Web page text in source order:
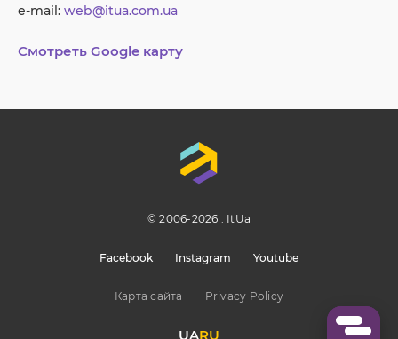
e-mail: web@itua.com.ua
Смотреть Google карту
Карта сайта Privacy Policy
RU
UA
© 2006-2026 . ItUa
Facebook Instagram Youtube